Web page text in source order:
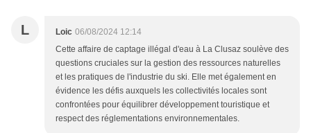
L Loic 06/08/2024 12:14
Cette affaire de captage illégal d'eau à La Clusaz soulève des
questions cruciales sur la gestion des ressources naturelles
et les pratiques de l'industrie du ski. Elle met également en
évidence les défis auxquels les collectivités locales sont
confrontées pour équilibrer développement touristique et
respect des réglementations environnementales.